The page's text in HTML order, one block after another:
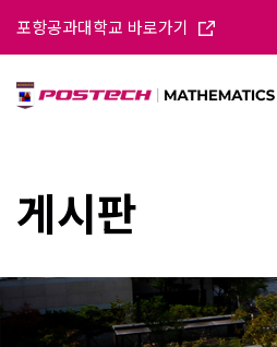
포항공과대학교 바로가기
게시판